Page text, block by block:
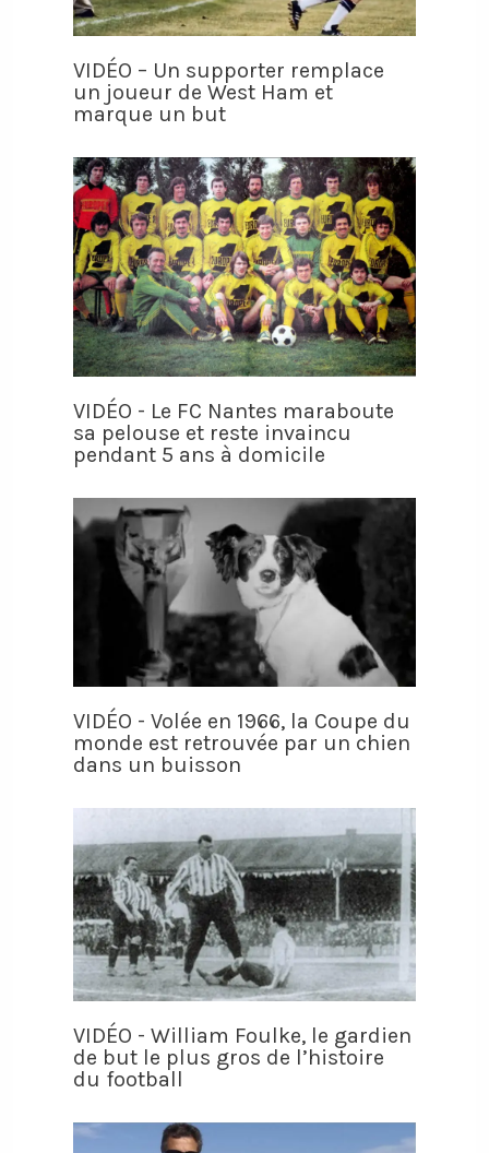
VIDÉO – Un supporter remplace
un joueur de West Ham et
marque un but
VIDÉO - Le FC Nantes maraboute
sa pelouse et reste invaincu
pendant 5 ans à domicile
VIDÉO - Volée en 1966, la Coupe du
monde est retrouvée par un chien
dans un buisson
VIDÉO - William Foulke, le gardien
de but le plus gros de l’histoire
du football